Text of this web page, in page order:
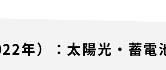
年）：太陽光・蓄電